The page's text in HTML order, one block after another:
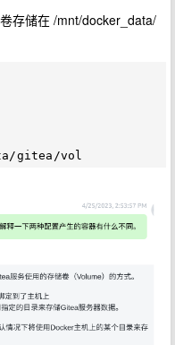
存储在 /mnt/docker_data/